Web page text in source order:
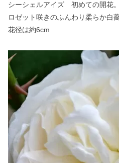
シーシェルアイズ 初めての開花。
ロゼット咲きのふんわり柔らか白
花径は約6cm